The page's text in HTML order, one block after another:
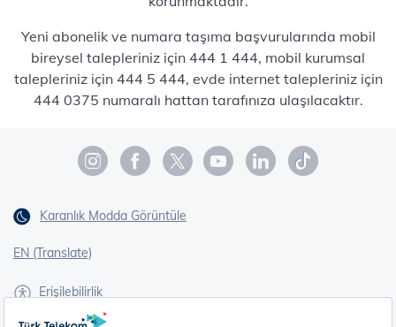
Yeni abonelik ve numara taşıma başvurularında mobil
bireysel talepleriniz için 444 1 444, mobil kurumsal
talepleriniz için 444 5 444, evde internet talepleriniz için
444 0375 numaralı hattan tarafınıza ulaşılacaktır.
Karanlık Modda Görüntüle
EN (Translate)
Erişilebilirlik